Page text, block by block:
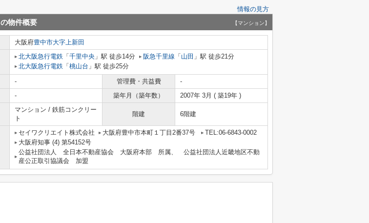
情報の見方
の物件概要 【マンション】
大阪府豊中市大字上新田
北大阪急行電鉄 「 千里中央 」駅 徒歩14分 阪急千里線 「 山田 」駅 徒歩21分
北大阪急行電鉄 「 桃山台 」駅 徒歩25分
- 管理費・共益費
-
- 築年月（築年数） 2007年 3月 ( 築19年 )
マンション / 鉄筋コンクリー
ト
階建 6階建
セイワクリエイト株式会社 大阪府豊中市本町１丁目2番37号
TEL:06-6843-0002
大阪府知事 (4) 第54152号
公益社団法人 全日本不動産協会 大阪府本部 所属、 公益社団法人近畿地区不動
産公正取引協議会 加盟